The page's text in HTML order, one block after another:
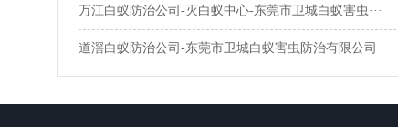
万江白蚁防治公司-灭白蚁中心-东莞市卫城白蚁害虫···
道滘白蚁防治公司-东莞市卫城白蚁害虫防治有限公司